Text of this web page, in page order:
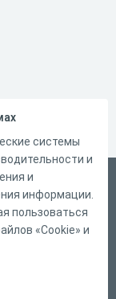
системы
и
и
информации.
пользоваться
«Cookie» и